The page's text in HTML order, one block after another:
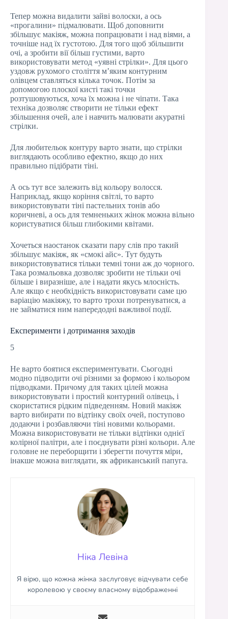
Тепер можна видалити зайві волоски, а ось
«прогалини» підмалювати. Щоб доповнити
збільшує макіяж, можна попрацювати і над віями, а
точніше над їх густотою. Для того щоб збільшити
очі, а зробити вії більш густими, варто
використовувати метод «уявні стрілки». Для цього
уздовж рухомого століття м’яким контурним
олівцем ставляться кілька точок. Потім за
допомогою плоскої кисті такі точки
розтушовуються, хоча їх можна і не чіпати. Така
техніка дозволяє створити не тільки ефект
збільшення очей, але і навчить малювати акуратні
стрілки.
Для любительок контуру варто знати, що стрілки
виглядають особливо ефектно, якщо до них
правильно підібрати тіні.
А ось тут все залежить від кольору волосся.
Наприклад, якщо коріння світлі, то варто
використовувати тіні пастельних тонів або
коричневі, а ось для темненьких жінок можна вільно
користуватися більш глибокими квітами.
Хочеться наостанок сказати пару слів про такий
збільшує макіяж, як «смокі айс». Тут будуть
використовуватися тільки темні тони аж до чорного.
Така розмальовка дозволяє зробити не тільки очі
більше і виразніше, але і надати якусь млосність.
Але якщо є необхідність використовувати саме цю
варіацію макіяжу, то варто трохи потренуватися, а
не займатися ним напередодні важливої події.
Експерименти і дотримання заходів
5
Не варто боятися експериментувати. Сьогодні
модно підводити очі різними за формою і кольором
підводками. Причому для таких цілей можна
використовувати і простий контурний олівець, і
скористатися рідким підведенням. Новий макіяж
варто вибирати по відтінку своїх очей, поступово
додаючи і розбавляючи тіні новими кольорами.
Можна використовувати не тільки відтінки однієї
колірної палітри, але і поєднувати різні кольори. Але
головне не переборщити і зберегти почуття міри,
інакше можна виглядати, як африканський папуга.
Ніка Левіна
Я вірю, що кожна жінка заслуговує відчувати себе
королевою у своєму власному відображенні